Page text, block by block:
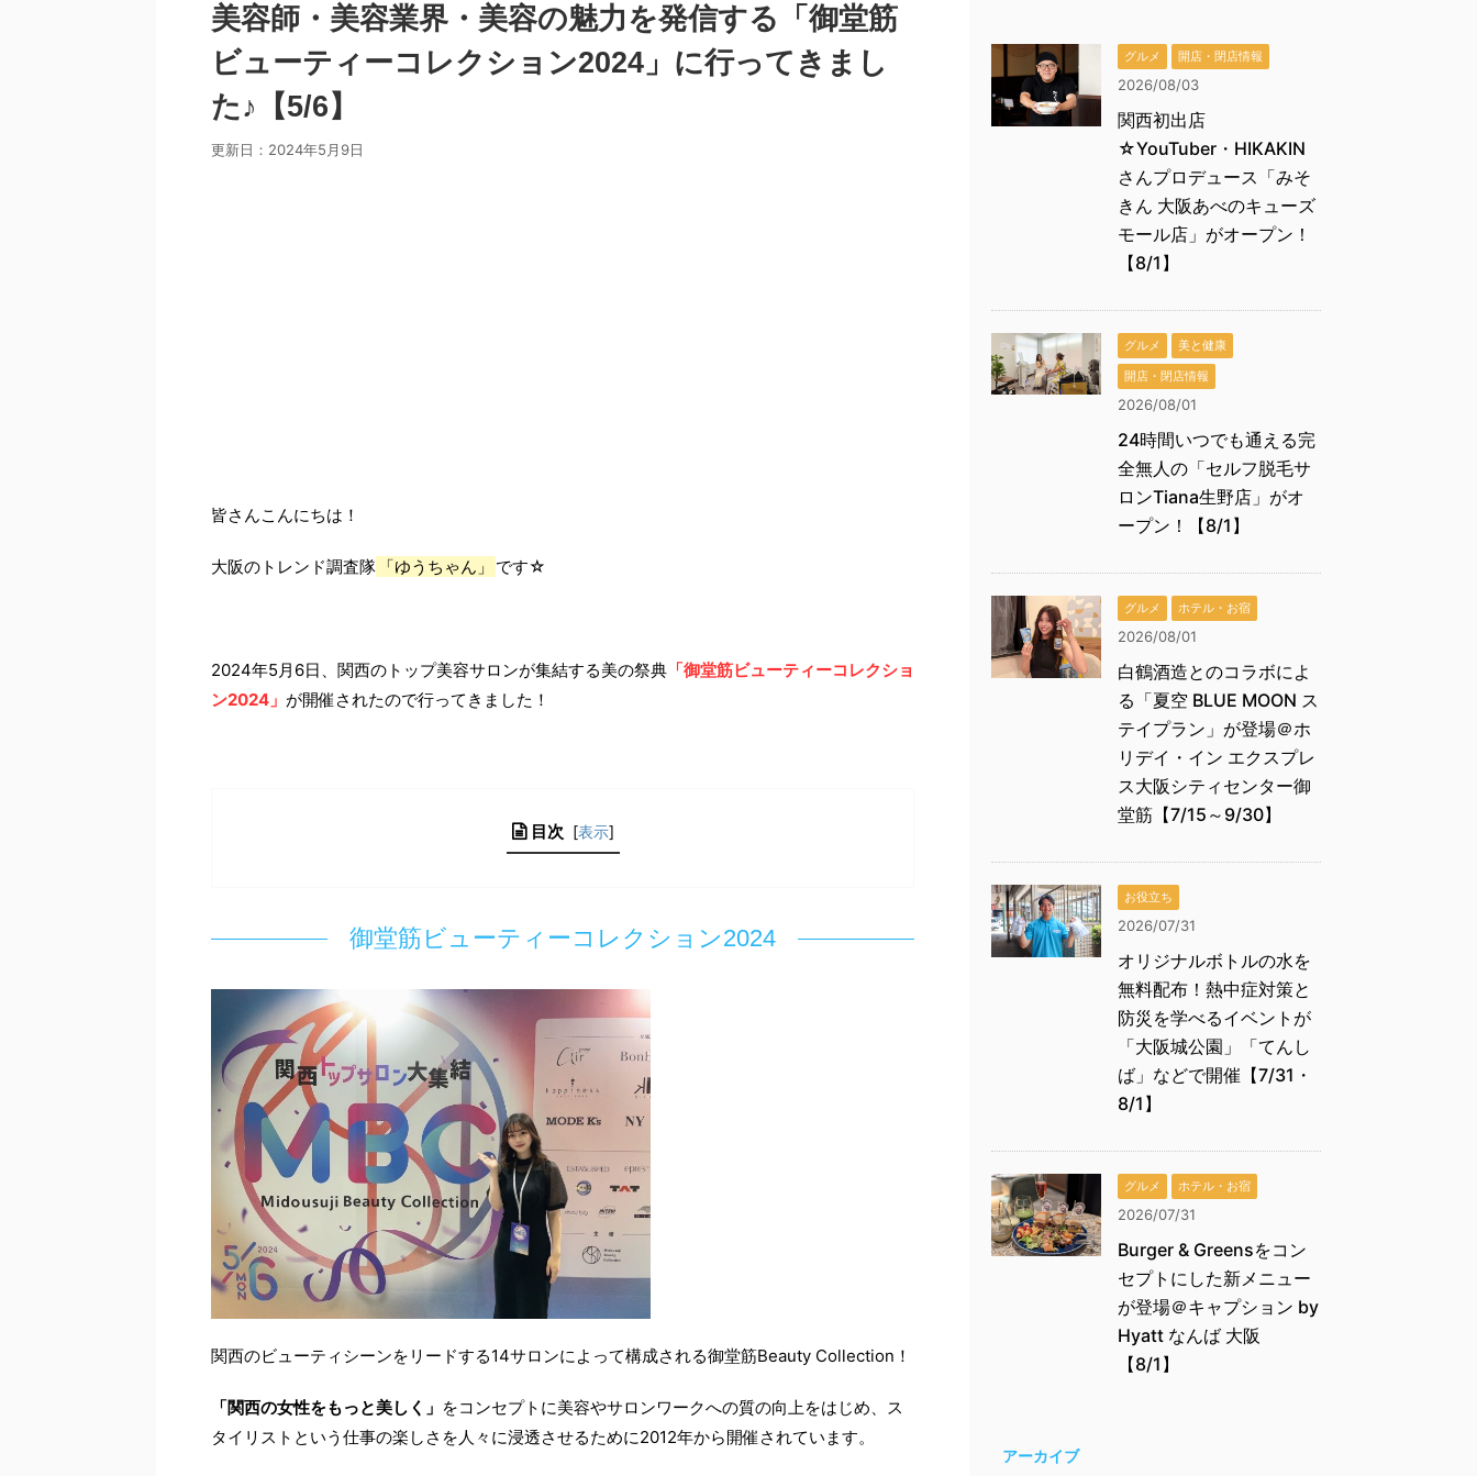
美容師・美容業界・美容の魅力を発信する「御堂筋
ビューティーコレクション2024」に行ってきまし
た♪【5/6】
更新日： 2024年5月9日
皆さんこんにちは！
大阪のトレンド調査隊 「ゆうちゃん」 です☆
2024年5月6日、関⻄のトップ美容サロンが集結する美の祭典 「御堂筋ビューティーコレクショ
ン2024」 が開催されたので行ってきました！
目次 [表示]
御堂筋ビューティーコレクション2024
関西のビューティシーンをリードする14サロンによって構成される御堂筋Beauty Collection！
「関西の女性をもっと美しく」 をコンセプトに美容やサロンワークへの質の向上をはじめ、ス
タイリストという仕事の楽しさを人々に浸透させるために2012年から開催されています。
グルメ 開店・閉店情報
2026/08/03
関西初出店
☆YouTuber・HIKAKIN
さんプロデュース「みそ
きん 大阪あべのキューズ
モール店」がオープン！
【8/1】
グルメ
美と健康
開店・閉店情報
2026/08/01
24時間いつでも通える完
全無人の「セルフ脱毛サ
ロンTiana生野店」がオ
ープン！【8/1】
グルメ ホテル・お宿
2026/08/01
白鶴酒造とのコラボによ
る「夏空 BLUE MOON ス
テイプラン」が登場＠ホ
リデイ・イン エクスプレ
ス大阪シティセンター御
堂筋【7/15～9/30】
お役立ち
2026/07/31
オリジナルボトルの水を
無料配布！熱中症対策と
防災を学べるイベントが
「大阪城公園」「てんし
ば」などで開催【7/31・
8/1】
グルメ ホテル・お宿
2026/07/31
Burger & Greensをコン
セプトにした新メニュー
が登場＠キャプション by
Hyatt なんば 大阪
【8/1】
アーカイブ